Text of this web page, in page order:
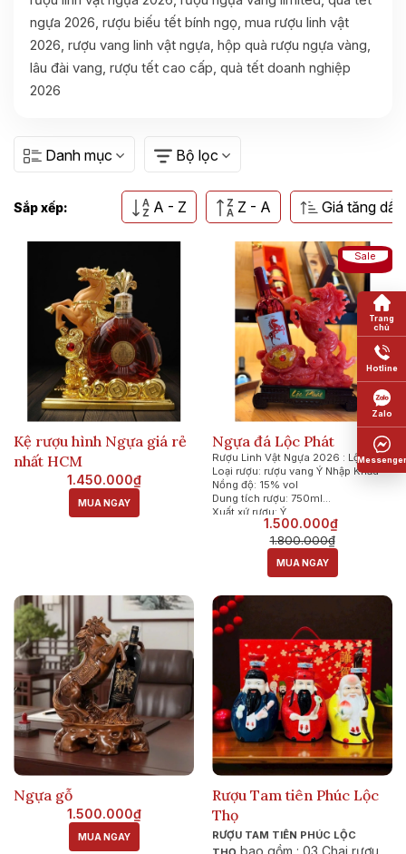
ngựa 2026, rượu biếu tết bính ngọ, mua rượu linh vật
2026, rượu vang linh vật ngựa, hộp quà rượu ngựa vàng,
lâu đài vang, rượu tết cao cấp, quà tết doanh nghiệp
2026
Danh mục Bộ lọc
Sắp xếp: A - Z Z - A Giá tăng dần
Kệ rượu hình Ngựa giá rẻ
nhất HCM
1.450.000₫
MUA NGAY
Sale
Ngựa đá Lộc Phát
Rượu Linh Vật Ngựa 2026 : Lộc Phát
Loại rượu: rượu vang Ý Nhập Khẩu
Nồng độ: 15% vol
Dung tích rượu: 750ml
Xuất xứ rượu: Ý
1.500.000₫
1.800.000₫
MUA NGAY
Ngựa gỗ
1.500.000₫
MUA NGAY
Rượu Tam tiên Phúc Lộc
Thọ
RƯỢU TAM TIÊN PHÚC LỘC
bao gồm : 03 Chai rượu